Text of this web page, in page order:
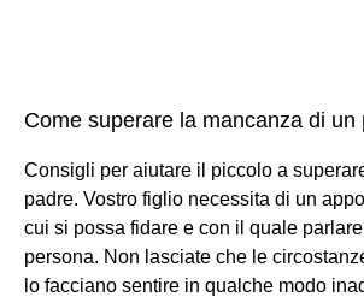
Come superare la mancanza di un
Consigli per aiutare il piccolo a
padre. Vostro figlio necessita di un
cui si possa fidare e con il quale
persona. Non lasciate che le
lo facciano sentire in qualche modo